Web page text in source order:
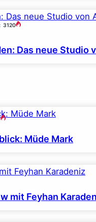
3120
Das neue Studio
Müde Mark
mit Feyhan